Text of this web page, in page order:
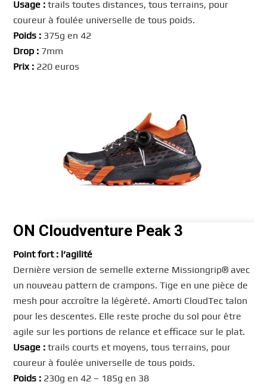
Usage :trails toutes distances, tous terrains, pour
coureur à foulée universelle de tous poids.
Poids : 375g en 42
Drop : 7mm
Prix : 220 euros
ON Cloudventure Peak 3
Point fort : l’agilité
Dernière version de semelle externe Missiongrip® avec
un nouveau pattern de crampons. Tige en une pièce de
mesh pour accroître la légèreté. Amorti CloudTec talon
pour les descentes. Elle reste proche du sol pour être
agile sur les portions de relance et efficace sur le plat.
Usage : trails courts et moyens, tous terrains, pour
coureur à foulée universelle de tous poids.
Poids : 230g en 42 – 185g en 38